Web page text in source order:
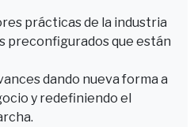
prácticas de la industria
preconfigurados que están
dando nueva forma a
y redefiniendo el